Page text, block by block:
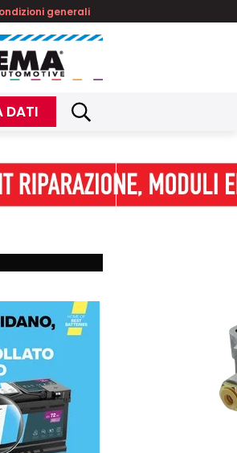
generali
DATI